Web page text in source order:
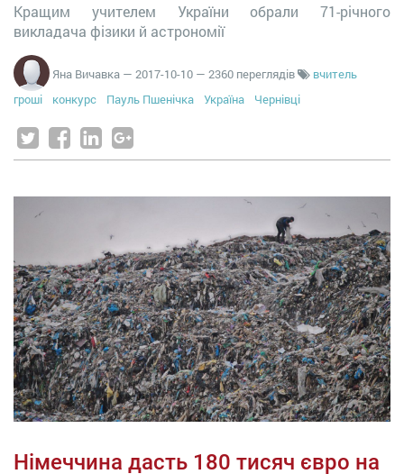
Кращим учителем України обрали 71-річного
викладача фізики й астрономії
Яна Вичавка — 2017-10-10 — 2360 переглядів
вчитель
гроші
конкурс Пауль Пшенічка Україна Чернівці
Німеччина дасть 180 тисяч євро на